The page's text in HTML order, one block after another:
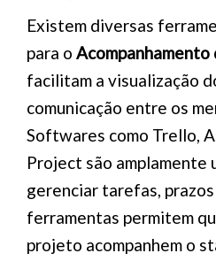
Existem diversas
para o
facilitam a visualização
comunicação entre os
Softwares como Trello,
Project são amplamente
gerenciar tarefas, prazos
ferramentas permitem
projeto acompanhem o